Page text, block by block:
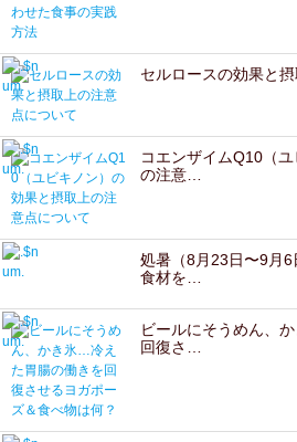
セルロースの効果と
コエンザイムQ10（
の注意…
処暑（8月23日〜9月
食材を…
ビールにそうめん、
回復さ…